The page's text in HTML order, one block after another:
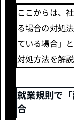
ここからは、
る場合の対処
ている場合」
対処方法を解説
就業規則で
合